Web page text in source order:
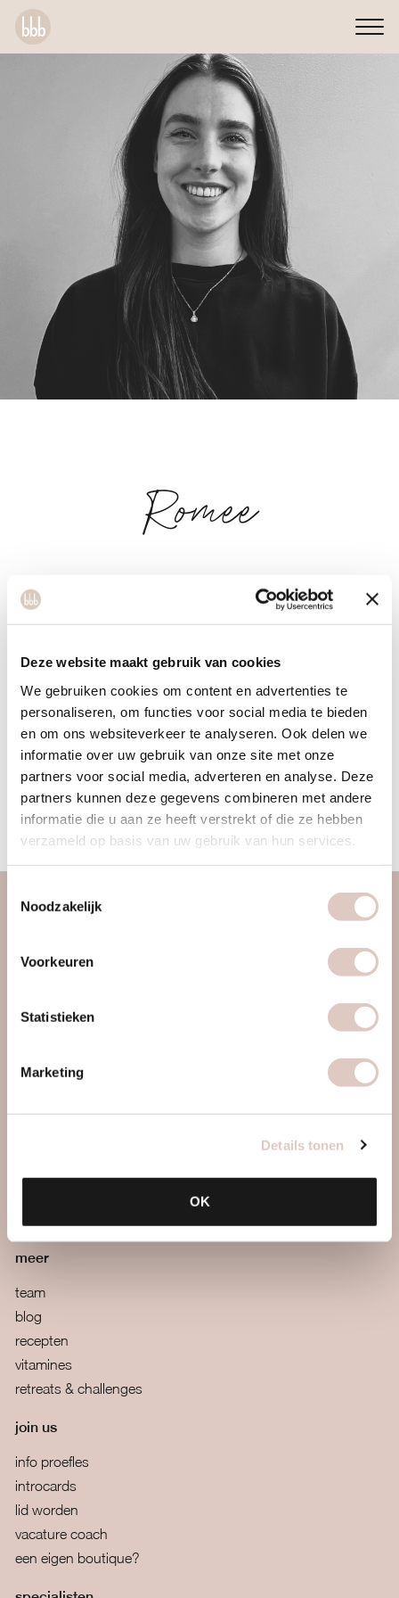
Deze website maakt gebruik van cookies
We gebruiken cookies om content en advertenties te
personaliseren, om functies voor social media te bieden
en om ons websiteverkeer te analyseren. Ook delen we
informatie over uw gebruik van onze site met onze
partners voor social media, adverteren en analyse. Deze
partners kunnen deze gegevens combineren met andere
informatie die u aan ze heeft verstrekt of die ze hebben
verzameld op basis van uw gebruik van hun services.
Noodzakelijk
Voorkeuren
Statistieken
Marketing
Details tonen
OK
Romee
Ik ben een rustige meid met een passie voor leefstijl en
vrouwelijke gezondheid. In mijn lessen deel ik graag mijn
Al jaren ben ik bezig met spirituele groei, van yoga en
meditatie tot vrouwencirkels en ademhalingsoefeningen. Yin
Yoga ontdekte ik later en bracht precies wat ik nodig had,
waardoor ik besloot docent te worden. Mijn lessen bieden
een plek om te landen en jezelf te omarmen zoals je bent,
liefdevol en zonder oordeel. Elke les is uniek en sluit aan bij
de energie van het moment, zoals de seizoenen,
vrouwengym
locaties & roosters
meer
team
blog
recepten
vitamines
retreats & challenges
join us
info proefles
introcards
lid worden
vacature coach
een eigen boutique?